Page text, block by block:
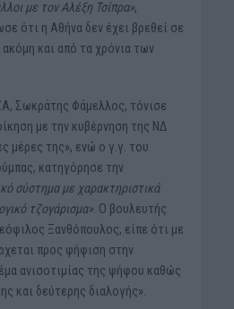
με τον Αλέξη Τσίπρα»,
ότι η Αθήνα δεν έχει βρεθεί σε
και από τα χρόνια των
Σωκράτης Φάμελλος, τόνισε
με την κυβέρνηση της ΝΔ
μέρες της», ενώ ο γ.γ. του
κατηγόρησε την
σύστημα με χαρακτηριστικά
τζογάρισμα». Ο βουλευτής
Ξανθόπουλος, είπε ότι με
προς ψήφιση στην
ανισοτιμίας της ψήφου καθώς
και δεύτερης διαλογής».